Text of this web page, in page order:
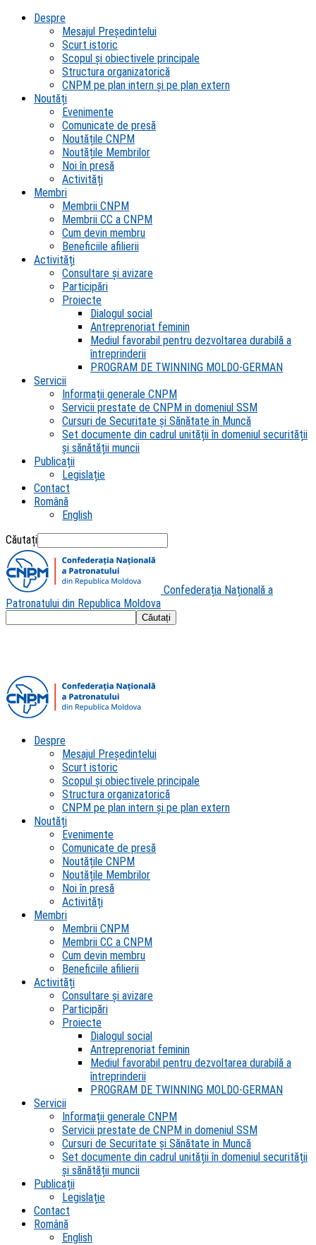
Despre
Mesajul Președintelui
Scurt istoric
Scopul şi obiectivele principale
Structura organizatorică
CNPM pe plan intern şi pe plan extern
Noutăți
Evenimente
Comunicate de presă
Noutățile CNPM
Noutățile Membrilor
Noi în presă
Activități
Membri
Membrii CNPM
Membrii CC a CNPM
Cum devin membru
Beneficiile afilierii
Activități
Consultare și avizare
Participări
Proiecte
Dialogul social
Antreprenoriat feminin
Mediul favorabil pentru dezvoltarea durabilă a
întreprinderii
PROGRAM DE TWINNING MOLDO-GERMAN
Servicii
Informații generale CNPM
Servicii prestate de CNPM in domeniul SSM
Cursuri de Securitate și Sănătate în Muncă
Set documente din cadrul unității în domeniul securității
și sănătății muncii
Publicații
Legislație
Contact
Română
English
Căutați
Confederația Națională a
Patronatului din Republica Moldova
Despre
Mesajul Președintelui
Scurt istoric
Scopul şi obiectivele principale
Structura organizatorică
CNPM pe plan intern şi pe plan extern
Noutăți
Evenimente
Comunicate de presă
Noutățile CNPM
Noutățile Membrilor
Noi în presă
Activități
Membri
Membrii CNPM
Membrii CC a CNPM
Cum devin membru
Beneficiile afilierii
Activități
Consultare și avizare
Participări
Proiecte
Dialogul social
Antreprenoriat feminin
Mediul favorabil pentru dezvoltarea durabilă a
întreprinderii
PROGRAM DE TWINNING MOLDO-GERMAN
Servicii
Informații generale CNPM
Servicii prestate de CNPM in domeniul SSM
Cursuri de Securitate și Sănătate în Muncă
Set documente din cadrul unității în domeniul securității
și sănătății muncii
Publicații
Legislație
Contact
Română
English